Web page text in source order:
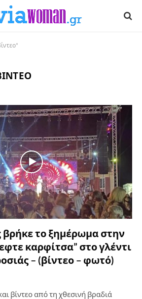
βρήκε το ξημέρωμα στην
καρφίτσα” στο γλέντι
– (βίντεο – φωτό)
βίντεο από τη χθεσινή βραδιά